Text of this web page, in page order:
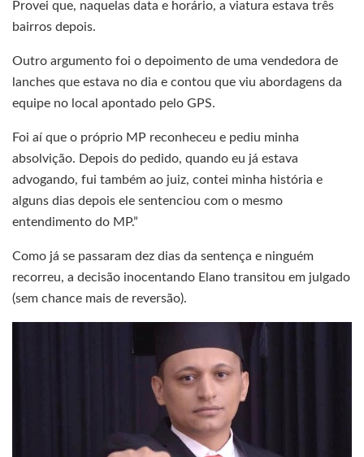
Provei que, naquelas data e horário, a viatura estava três
bairros depois.
Outro argumento foi o depoimento de uma vendedora de
lanches que estava no dia e contou que viu abordagens da
equipe no local apontado pelo GPS.
Foi aí que o próprio MP reconheceu e pediu minha
absolvição. Depois do pedido, quando eu já estava
advogando, fui também ao juiz, contei minha história e
alguns dias depois ele sentenciou com o mesmo
entendimento do MP.”
Como já se passaram dez dias da sentença e ninguém
recorreu, a decisão inocentando Elano transitou em julgado
(sem chance mais de reversão).